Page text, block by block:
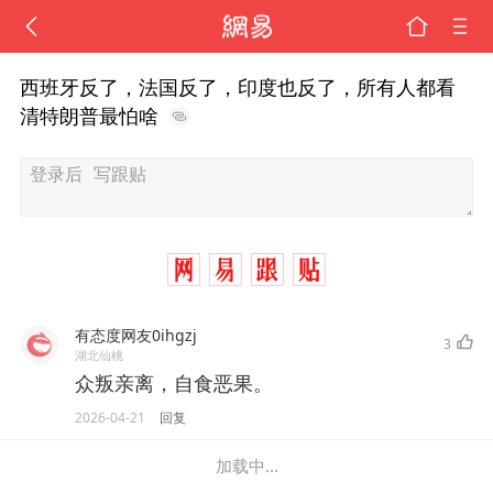
西班牙反了，法国反了，印度也反了，所有人都看
清特朗普最怕啥
有态度网友0ihgzj
湖北仙桃
3
众叛亲离，自食恶果。
2026-04-21 回复
加载中...